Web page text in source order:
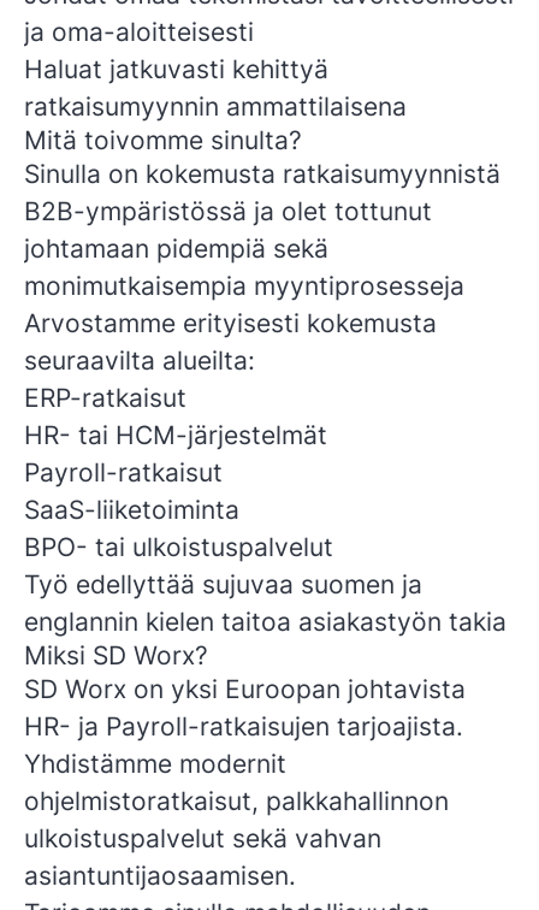
ja oma-aloitteisesti
Haluat jatkuvasti kehittyä
ratkaisumyynnin ammattilaisena
Mitä toivomme sinulta?
Sinulla on kokemusta ratkaisumyynnistä
B2B-ympäristössä ja olet tottunut
johtamaan pidempiä sekä
monimutkaisempia myyntiprosesseja
Arvostamme erityisesti kokemusta
seuraavilta alueilta:
ERP-ratkaisut
HR- tai HCM-järjestelmät
Payroll-ratkaisut
SaaS-liiketoiminta
BPO- tai ulkoistuspalvelut
Työ edellyttää sujuvaa suomen ja
englannin kielen taitoa asiakastyön takia
Miksi SD Worx?
SD Worx on yksi Euroopan johtavista
HR- ja Payroll-ratkaisujen tarjoajista.
Yhdistämme modernit
ohjelmistoratkaisut, palkkahallinnon
ulkoistuspalvelut sekä vahvan
asiantuntijaosaamisen.